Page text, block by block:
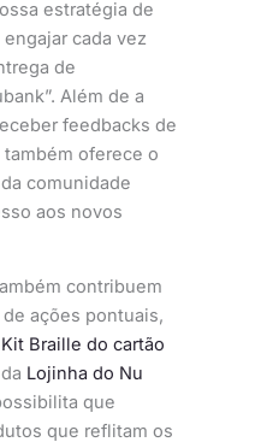
estratégia de
cada vez
de
Além de a
feedbacks de
oferece o
comunidade
aos novos
contribuem
ações pontuais,
Kit Braille do cartão
Lojinha do Nu
que
que reflitam os